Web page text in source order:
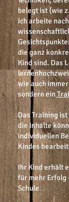
belegt ist (wie
Ich arbeite
die ganz
Kind sind. Das
wie auch
sondern ein
Das Training
die Inhalte
individuellen
Kindes
Ihr Kind erhält
für mehr Erfolg
Schule.